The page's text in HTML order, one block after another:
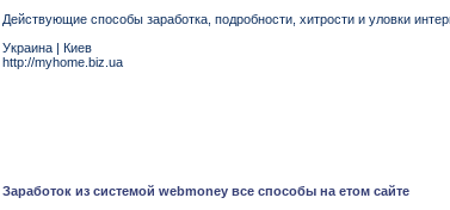
Действующие способы заработка, подробности, хитрости и уловки
Украина | Киев
http://myhome.biz.ua
Зарaботок из системой webmoney все способы на етом сайте